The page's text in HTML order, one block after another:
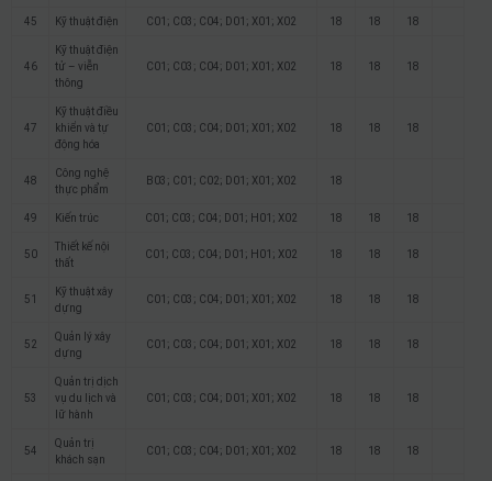
45 Kỹ thuật điện C01; C03; C04; D01; X01; X02 18 18 18
46
Kỹ thuật điện
tử – viễn
thông
C01; C03; C04; D01; X01; X02 18 18 18
47
Kỹ thuật điều
khiển và tự
động hóa
C01; C03; C04; D01; X01; X02 18 18 18
48
Công nghệ
thực phẩm
B03; C01; C02; D01; X01; X02 18
49 Kiến trúc C01; C03; C04; D01; H01; X02 18 18 18
50
Thiết kế nội
thất
C01; C03; C04; D01; H01; X02 18 18 18
51
Kỹ thuật xây
dựng
C01; C03; C04; D01; X01; X02 18 18 18
52
Quản lý xây
dựng
C01; C03; C04; D01; X01; X02 18 18 18
53
Quản trị dịch
vụ du lịch và
lữ hành
C01; C03; C04; D01; X01; X02 18 18 18
54
Quản trị
khách sạn
C01; C03; C04; D01; X01; X02 18 18 18